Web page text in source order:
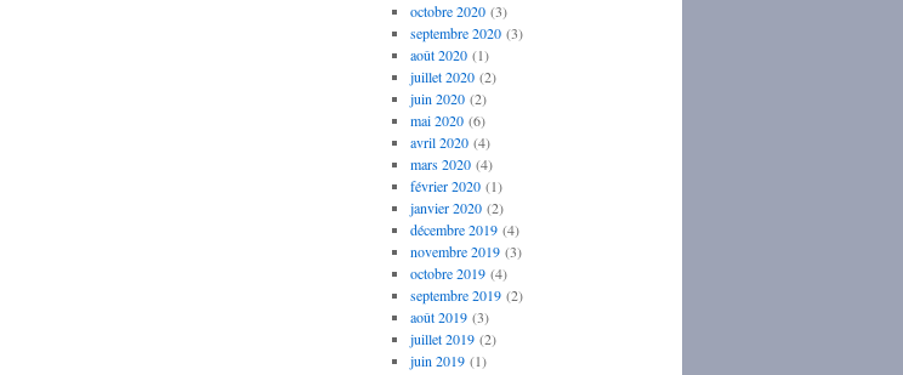
octobre 2020(3)
septembre 2020(3)
août 2020(1)
juillet 2020(2)
juin 2020(2)
mai 2020(6)
avril 2020(4)
mars 2020(4)
février 2020(1)
janvier 2020(2)
décembre 2019(4)
novembre 2019(3)
octobre 2019(4)
septembre 2019(2)
août 2019(3)
juillet 2019(2)
juin 2019(1)